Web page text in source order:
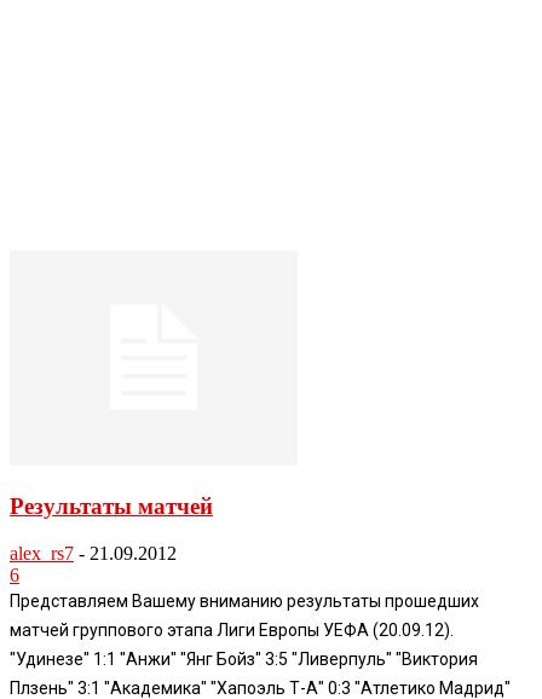
Результаты матчей
alex_rs7 - 21.09.2012
6
Представляем Вашему вниманию результаты прошедших
матчей группового этапа Лиги Европы УЕФА (20.09.12).
"Удинезе" 1:1 "Анжи" "Янг Бойз" 3:5 "Ливерпуль" "Виктория
Плзень" 3:1 "Академика" "Хапоэль Т-А" 0:3 "Атлетико Мадрид"